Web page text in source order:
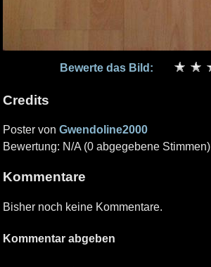
Bewerte das Bild:
Credits
Poster von Gwendoline2000
Bewertung: N/A (0 abgegebene Stimmen)
Kommentare
Bisher noch keine Kommentare.
Kommentar abgeben